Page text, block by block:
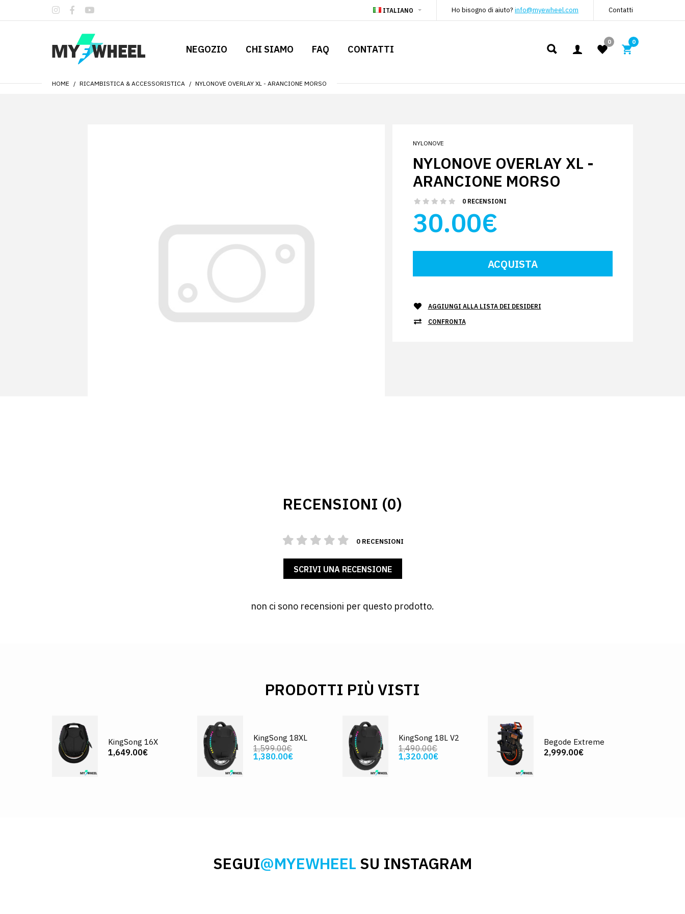
ITALIANO Ho bisogno di aiuto?info@myewheel.com Contatti
NEGOZIO CHI SIAMO FAQ CONTATTI
0 0
HOME RICAMBISTICA & ACCESSORISTICA NYLONOVE OVERLAY XL - ARANCIONE MORSO
NYLONOVE
NYLONOVE OVERLAY XL -
ARANCIONE MORSO
0 RECENSIONI
30.00€
AGGIUNGI ALLA LISTA DEI DESIDERI
CONFRONTA
RECENSIONI (0)
0 RECENSIONI
SCRIVI UNA RECENSIONE
non ci sono recensioni per questo prodotto.
PRODOTTI PIÙ VISTI
KingSong 16X
1,649.00€
KingSong 18XL
1,599.00€
1,380.00€
KingSong 18L V2
1,490.00€
1,320.00€
Begode Extreme
2,999.00€
SEGUI@MYEWHEEL SU INSTAGRAM